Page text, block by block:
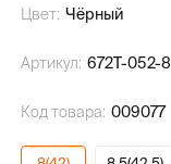
Цвет: Чёрный
Артикул: 672T-052-8
Код товара: 009077